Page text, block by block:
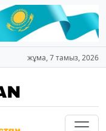
жұма, 7 тамыз, 2026